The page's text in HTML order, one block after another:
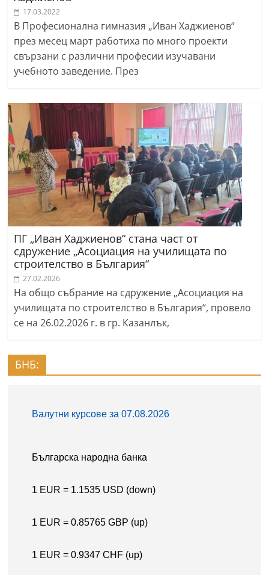
17.03.2022
В Професионална гимназия „Иван Хаджиенов“
през месец март работиха по много проекти
свързани с различни професии изучавани
учебното заведение. През
ПГ „Иван Хаджиенов“ стана част от
сдружение „Асоциация на училищата по
строителство в България“
27.02.2026
На общо събрание на сдружение „Асоциация на
училищата по строителство в България“, провело
се на 26.02.2026 г. в гр. Казанлък,
БНБ: